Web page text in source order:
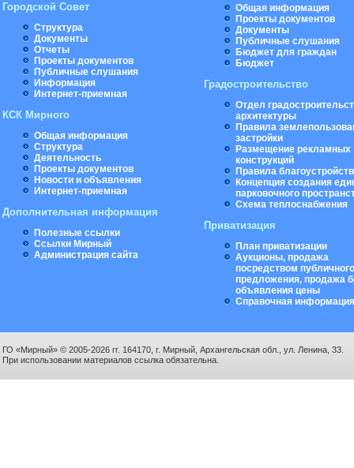
Городской Совет
Структура
Документы
Отчеты
Проекты документов
Публичные слушания
Информация
Интернет-приемная
КСК Мирного
Общая информация
Структура
Деятельность
Проекты документов
Новости и объявления
Интернет-приемная
Дополнительная информация
Полезные ссылки
Ссылки Мирный
Администрация сайта
Общая информация
Проекты документов
Документы
Публичные слушания
Бюджет для граждан
Бюджет
Градостроительство
Отдел
архитектуры
Правила
застройки
Размещение рекламных
конструкций
Правила
Концепция создания
парковочного
Схема теплоснабжения
Приватизация
План приватизации
Аукционы, продажа
посредством публичного
предложения, продажа
объявления цены
Справочная информация
ГО «Мирный» © 2005-2026 гг. 164170, г. Мирный, Архангельская обл., ул. Ленина, 33.
При использовании материалов ссылка обязательна.